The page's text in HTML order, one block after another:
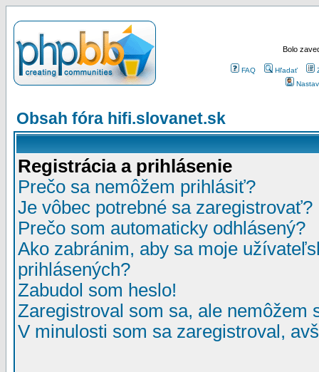
Bolo
FAQ Hľadať
Obsah fóra hifi.slovanet.sk
Registrácia a prihlásenie
Prečo sa nemôžem prihlásiť?
Je vôbec potrebné sa zaregistrovať?
Prečo som automaticky odhlásený?
Ako zabránim, aby sa moje
prihlásených?
Zabudol som heslo!
Zaregistroval som sa, ale nemôžem
V minulosti som sa zaregistroval,